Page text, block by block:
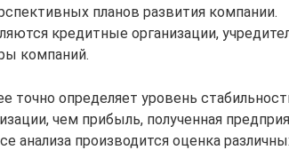
планов развития компании.
кредитные организации,
компаний.
точно определяет уровень
чем прибыль, полученная
анализа производится оценка